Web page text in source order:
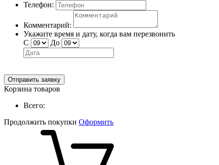
Телефон:
Комментарий:
Укажите время и дату, когда вам перезвонить
С
До
Отправить заявку
Корзина товаров
Всего:
Продолжить покупки Оформить